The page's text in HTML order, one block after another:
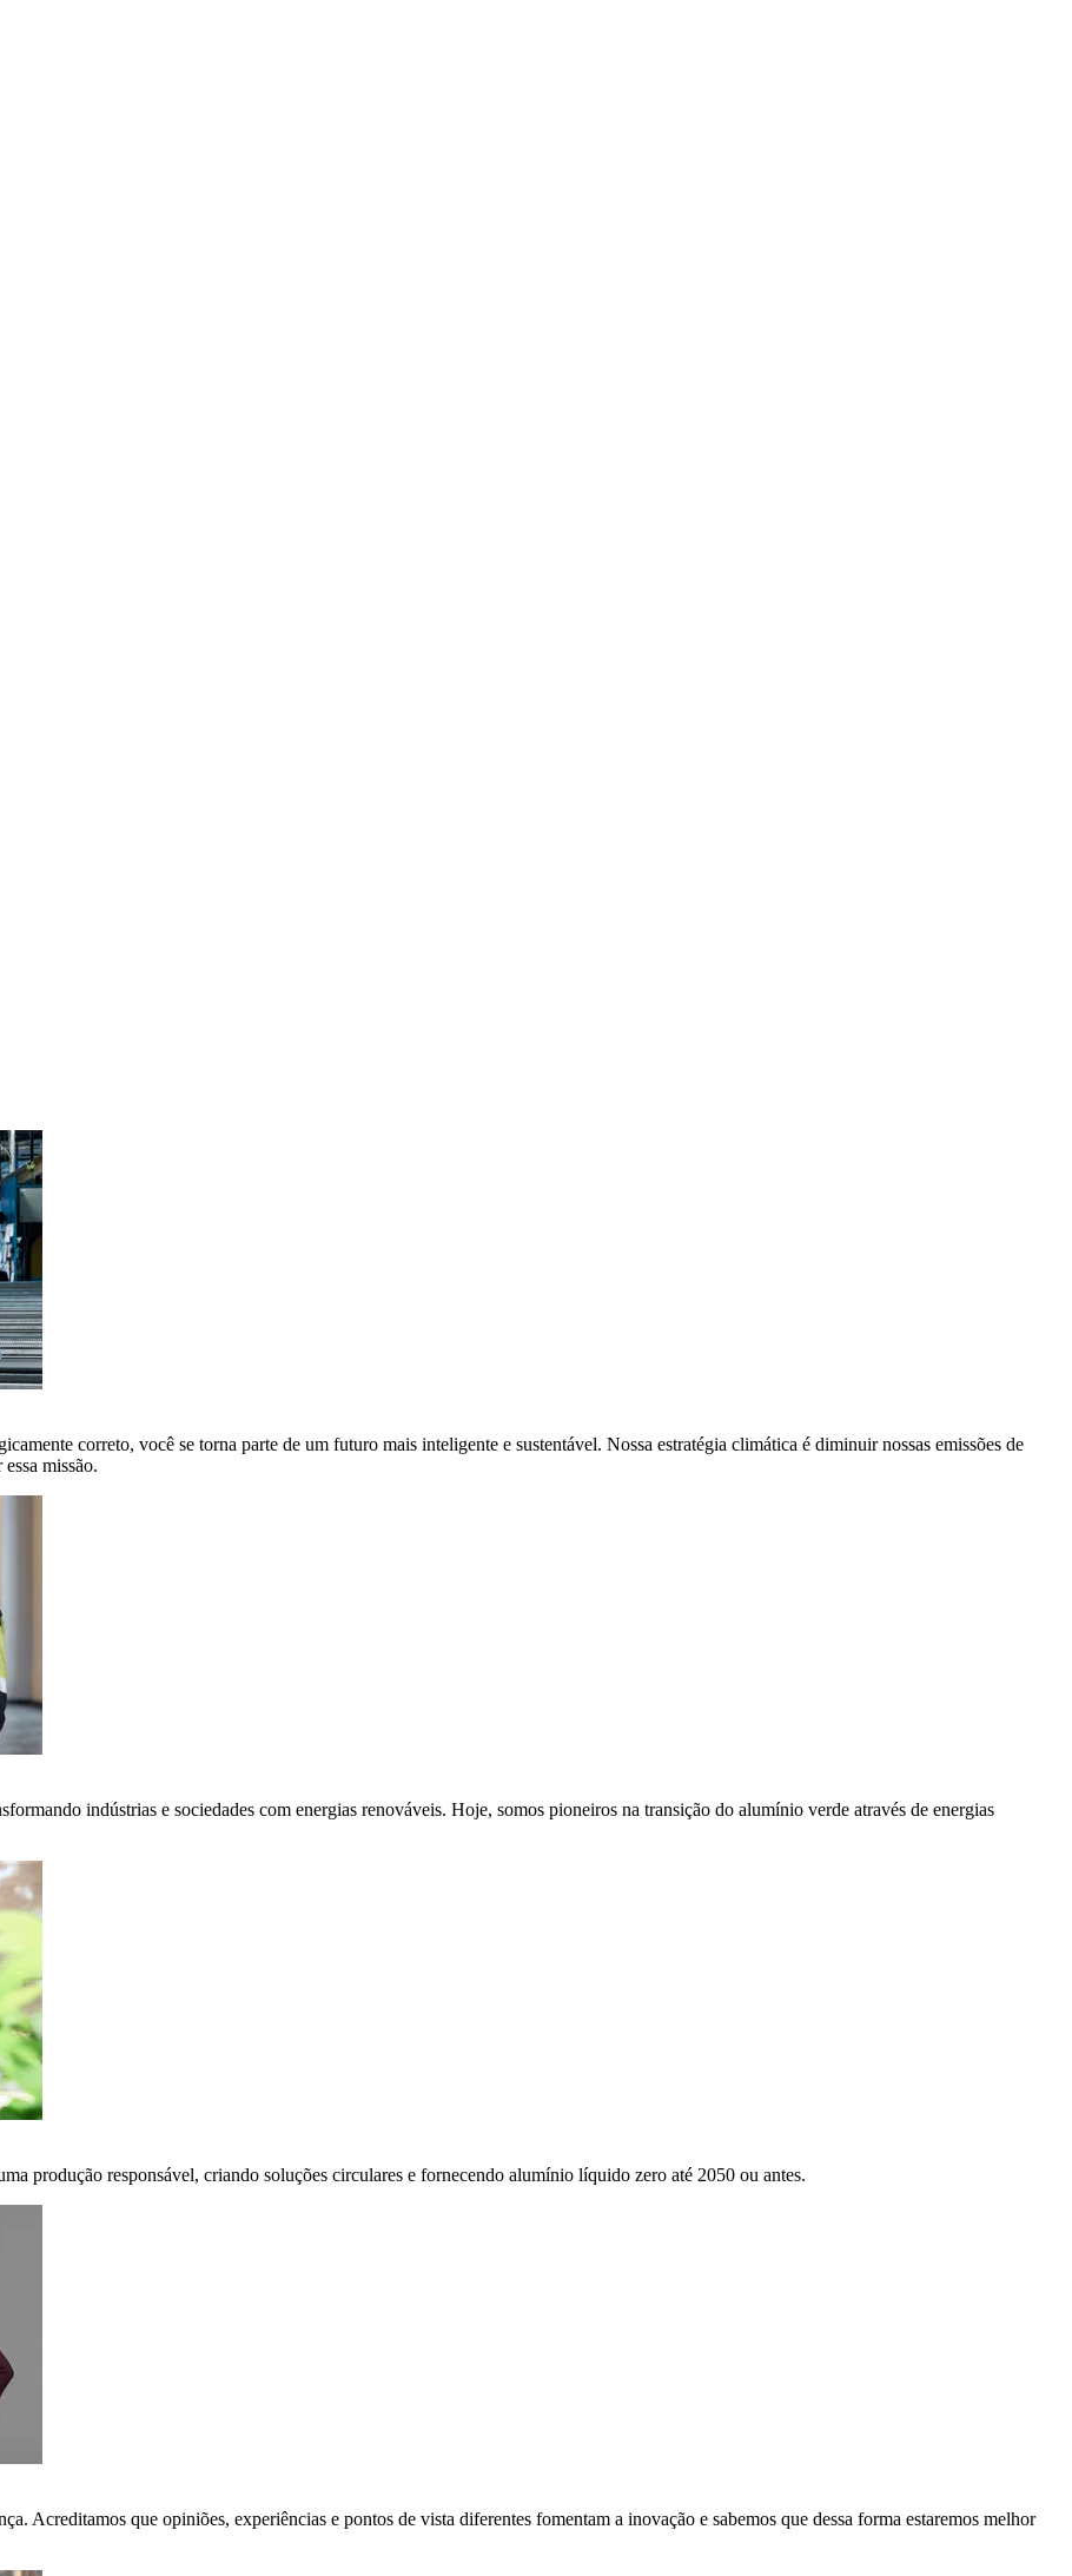
correto, você se torna parte de um futuro mais inteligente e sustentável. Nossa estratégia climática é diminuir nossas emissões de
missão.
indústrias e sociedades com energias renováveis. Hoje, somos pioneiros na transição do alumínio verde através de energias
produção responsável, criando soluções circulares e fornecendo alumínio líquido zero até 2050 ou antes.
Acreditamos que opiniões, experiências e pontos de vista diferentes fomentam a inovação e sabemos que dessa forma estaremos melhor